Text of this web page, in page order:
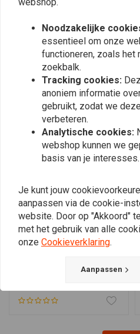
Deflectieve schijfdemping
Lichtgewicht aluminium
Regelbare rebound-demping
Pas de voorspanning
Lineaire snelheidsveer
Springende bumper met
Standaard en lagerbussen
Gemaakt in Amerika
Verkocht als paar
Plaats ook
Vergelijkbare
PROGRESSIVE SUSPENSION
Harley 09-18 Touring
Noodzakelijke
essentieel om onze
functioneren, zoals het
zoekbalk.
Tracking cookies:
anoniem informatie
gebruikt, zodat we
verbeteren.
Analytische cookies:
webshop kunnen we
basis van je interesses.
Je kunt jouw
aanpassen via de cookie-
website. Door op "Akkoord"
met het gebruik van alle
onze Cookieverklaring.
Aanpassen